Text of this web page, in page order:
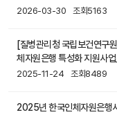
2026-03-30 조회5163
[질병관리청 국립보건연
체자원은행 특성화 지원사업
2025-11-24 조회8489
2025년 한국인체자원은행